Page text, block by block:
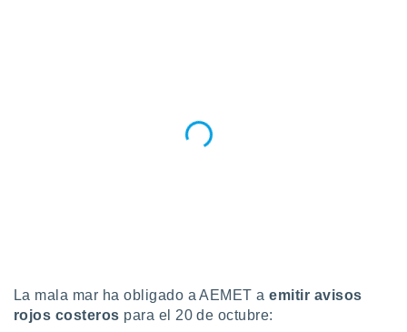
La mala mar ha obligado a AEMET aemitir avisos
rojos costeros para el 20 de octubre: